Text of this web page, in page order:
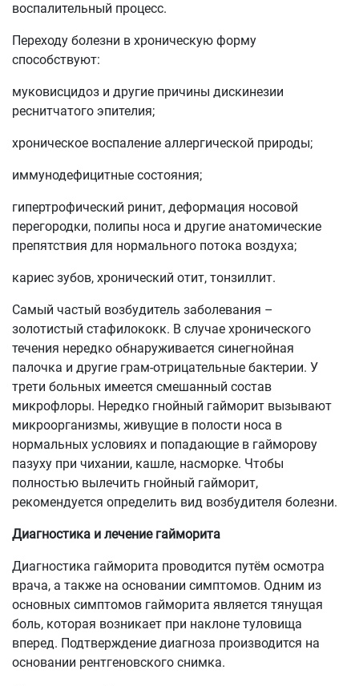
воспалительный процесс.
Переходу болезни в хроническую форму
способствуют:
муковисцидоз и другие причины дискинезии
реснитчатого эпителия;
хроническое воспаление аллергической природы;
иммунодефицитные состояния;
гипертрофический ринит, деформация носовой
перегородки, полипы носа и другие анатомические
препятствия для нормального потока воздуха;
кариес зубов, хронический отит, тонзиллит.
Самый частый возбудитель заболевания –
золотистый стафилококк. В случае хронического
течения нередко обнаруживается синегнойная
палочка и другие грам-отрицательные бактерии. У
трети больных имеется смешанный состав
микрофлоры. Нередко гнойный гайморит вызывают
микроорганизмы, живущие в полости носа в
нормальных условиях и попадающие в гайморову
пазуху при чихании, кашле, насморке. Чтобы
полностью вылечить гнойный гайморит,
рекомендуется определить вид возбудителя болезни.
Диагностика и лечение гайморита
Диагностика гайморита проводится путём осмотра
врача, а также на основании симптомов. Одним из
основных симптомов гайморита является тянущая
боль, которая возникает при наклоне туловища
вперед. Подтверждение диагноза производится на
основании рентгеновского снимка.